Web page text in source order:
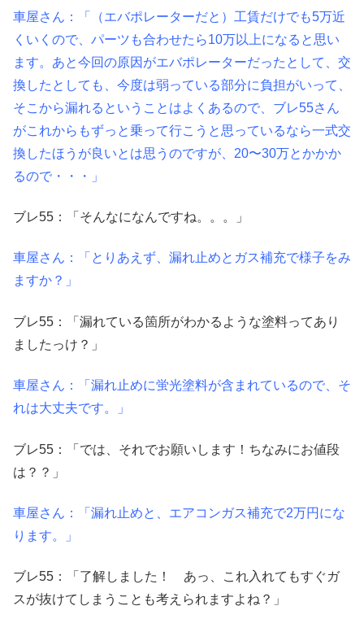
車屋さん：「（エバポレーターだと）工賃だけでも5万近
くいくので、パーツも合わせたら10万以上になると思い
ます。あと今回の原因がエバポレーターだったとして、交
換したとしても、今度は弱っている部分に負担がいって、
そこから漏れるということはよくあるので、ブレ55さん
がこれからもずっと乗って行こうと思っているなら一式交
換したほうが良いとは思うのですが、20〜30万とかかか
るので・・・」
ブレ55：「そんなになんですね。。。」
車屋さん：「とりあえず、漏れ止めとガス補充で様子をみ
ますか？」
ブレ55：「漏れている箇所がわかるような塗料ってあり
ましたっけ？」
車屋さん：「漏れ止めに蛍光塗料が含まれているので、そ
れは大丈夫です。」
ブレ55：「では、それでお願いします！ちなみにお値段
は？？」
車屋さん：「漏れ止めと、エアコンガス補充で2万円にな
ります。」
ブレ55：「了解しました！ あっ、これ入れてもすぐガ
スが抜けてしまうことも考えられますよね？」